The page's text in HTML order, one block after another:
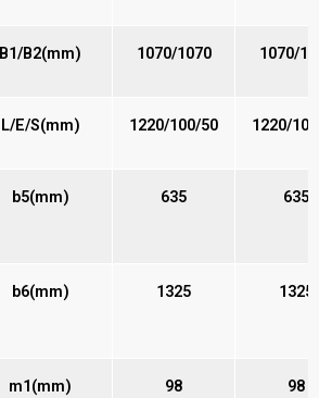
B1/B2(mm) 1070/1070 1070/
L/E/S(mm) 1220/100/50 1220/
b5(mm) 635 635
b6(mm) 1325 1325
m1(mm) 98 98